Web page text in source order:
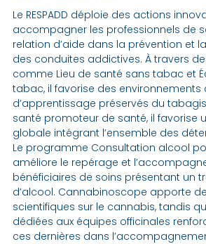
Le RESPADD déploie des actions
accompagner les professionnels de
relation d’aide dans la prévention et
des conduites addictives. À travers
comme Lieu de santé sans tabac et
tabac, il favorise des environnements
d’apprentissage préservés du
santé promoteur de santé, il favorise
globale intégrant l’ensemble des
Le programme Consultation alcool
améliore le repérage et
bénéficiaires de soins présentant un
d’alcool. Cannabinoscope apporte
scientifiques sur le cannabis, tandis
dédiées aux équipes officinales
ces dernières dans